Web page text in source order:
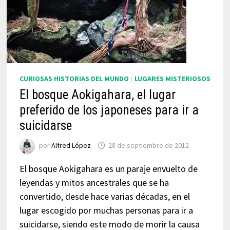
CURIOSAS HISTORIAS DEL MUNDO / LUGARES MISTERIOSOS
El bosque Aokigahara, el lugar
preferido de los japoneses para ir a
suicidarse
porAlfred López 28 de septiembre de 2012
El bosque Aokigahara es un paraje envuelto de
leyendas y mitos ancestrales que se ha
convertido, desde hace varias décadas, en el
lugar escogido por muchas personas para ir a
suicidarse, siendo este modo de morir la causa